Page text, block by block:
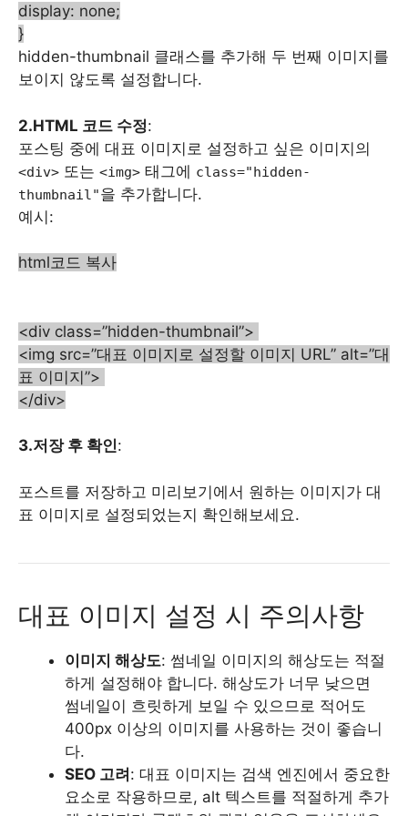
display: none;
}
hidden-thumbnail 클래스를 추가해 두 번째 이미지를
보이지 않도록 설정합니다.
2.HTML 코드 수정:
포스팅 중에 대표 이미지로 설정하고 싶은 이미지의
<div> 또는 <img> 태그에 class="hidden-
thumbnail"을 추가합니다.
예시:
html코드 복사
<div class=”hidden-thumbnail”>
<img src=”대표 이미지로 설정할 이미지 URL” alt=”대
표 이미지”>
</div>
3.저장 후 확인:
포스트를 저장하고 미리보기에서 원하는 이미지가 대
표 이미지로 설정되었는지 확인해보세요.
대표 이미지 설정 시 주의사항
이미지 해상도: 썸네일 이미지의 해상도는 적절
하게 설정해야 합니다. 해상도가 너무 낮으면
썸네일이 흐릿하게 보일 수 있으므로 적어도
400px 이상의 이미지를 사용하는 것이 좋습니
다.
SEO 고려: 대표 이미지는 검색 엔진에서 중요한
요소로 작용하므로, alt 텍스트를 적절하게 추가